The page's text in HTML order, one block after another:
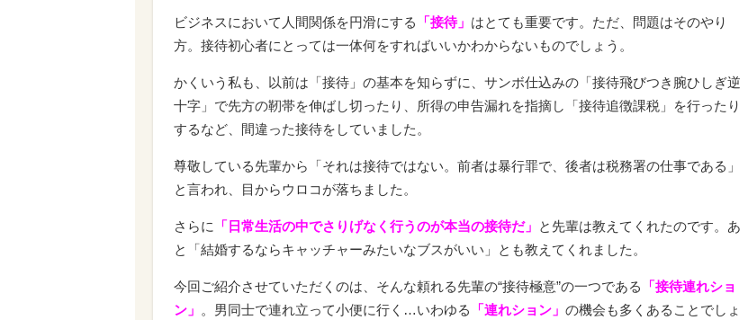
ビジネスにおいて人間関係を円滑にする 「接待」 はとても重要です。ただ、問題はそのやり
方。接待初心者にとっては一体何をすればいいかわからないものでしょう。
かくいう私も、以前は「接待」の基本を知らずに、サンボ仕込みの「接待飛びつき腕ひしぎ逆
十字」で先方の靭帯を伸ばし切ったり、所得の申告漏れを指摘し「接待追徴課税」を行ったり
するなど、間違った接待をしていました。
尊敬している先輩から「それは接待ではない。前者は暴行罪で、後者は税務署の仕事である」
と言われ、目からウロコが落ちました。
さらに 「日常生活の中でさりげなく行うのが本当の接待だ」 と先輩は教えてくれたのです。あ
と「結婚するならキャッチャーみたいなブスがいい」とも教えてくれました。
今回ご紹介させていただくのは、そんな頼れる先輩の“接待極意”の一つである
「接待連れショ
ン」 。男同士で連れ立って小便に行く…いわゆる 「連れション」 の機会も多くあることでしょ